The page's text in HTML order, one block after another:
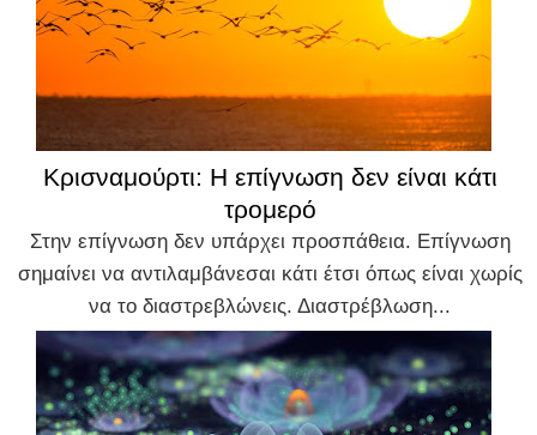
Κρισναμούρτι: Η επίγνωση δεν είναι κάτι
τρομερό
Στην επίγνωση δεν υπάρχει προσπάθεια. Επίγνωση
σημαίνει να αντιλαμβάνεσαι κάτι έτσι όπως είναι χωρίς
να το διαστρεβλώνεις. Διαστρέβλωση...